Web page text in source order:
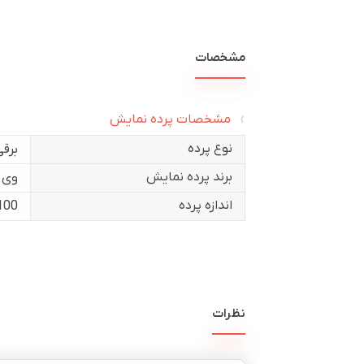
مشخصات
مشخصات پرده نمایش
نوع پرده
برند پرده نمایش
اندازه پرده
100
نظرات